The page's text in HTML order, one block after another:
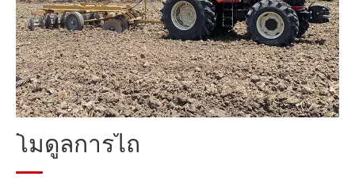
โมดูลเก็บเกี่ยว
โมดูลการประมวลผลข้าวหลังการเก็บเกี่ยว
โมดูลการประมวลผลฟาง
โมดูลการไถ